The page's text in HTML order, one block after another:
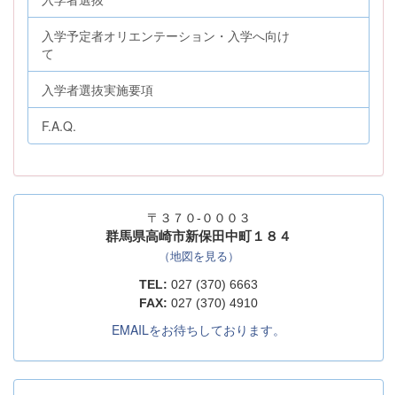
入学予定者オリエンテーション・入学へ向け
て
入学者選抜実施要項
F.A.Q.
〒３７０-０００３
群馬県高崎市新保田中町１８４
（地図を見る）
TEL: 027 (370) 6663
FAX: 027 (370) 4910
EMAILをお待ちしております。